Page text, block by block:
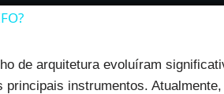
de arquitetura evoluíram
instrumentos.